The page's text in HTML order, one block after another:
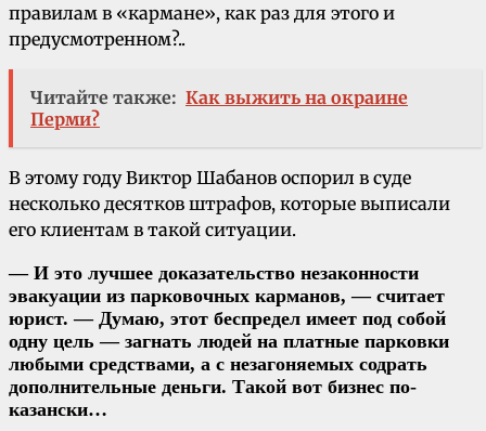
правилам в «кармане», как раз для этого и
предусмотренном?..
Читайте также: Как выжить на окраине
Перми?
В этому году Виктор Шабанов оспорил в суде
несколько десятков штрафов, которые выписали
его клиентам в такой ситуации.
— И это лучшее доказательство незаконности
эвакуации из парковочных карманов, — считает
юрист. — Думаю, этот беспредел имеет под собой
одну цель — загнать людей на платные парковки
любыми средствами, а с незагоняемых содрать
дополнительные деньги. Такой вот бизнес по-
казански…